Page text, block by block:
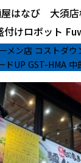
はなび 大須店
付けロボット
コストダウ
メン店
中
GST-HMA
ドUP